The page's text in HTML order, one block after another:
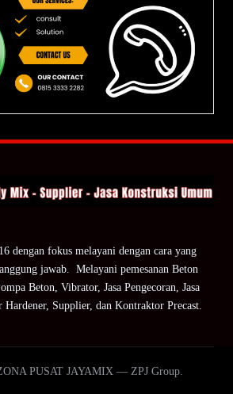
dengan fokus melayani dengan cara yang
jawab. Melayani pemesanan Beton
Beton, Vibrator, Jasa Pengecoran, Jasa
Supplier, dan Kontraktor Precast.
PUSAT JAYAMIX — ZPJ Group.